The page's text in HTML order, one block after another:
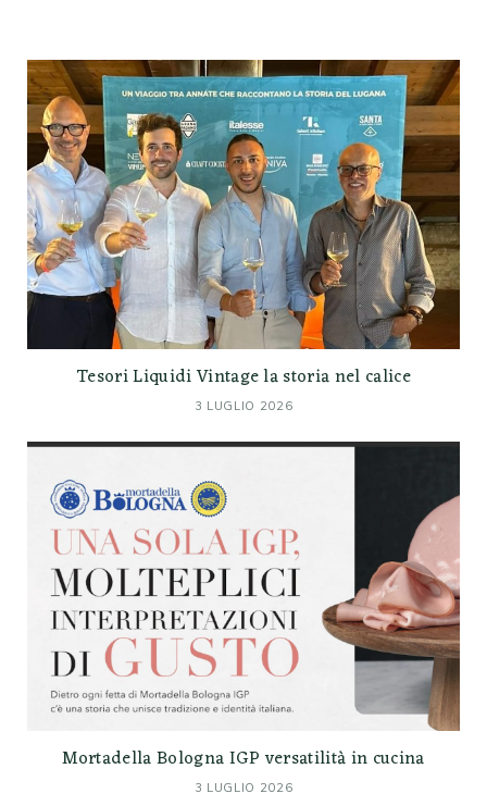
Tesori Liquidi Vintage la storia nel calice
3 LUGLIO 2026
Mortadella Bologna IGP versatilità in cucina
3 LUGLIO 2026